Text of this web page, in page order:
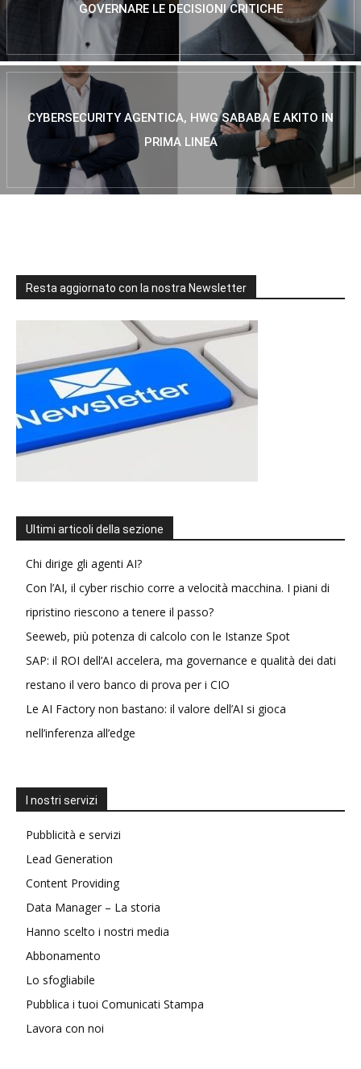
GOVERNARE LE DECISIONI CRITICHE
CYBERSECURITY AGENTICA, HWG SABABA E AKITO IN
PRIMA LINEA
Resta aggiornato con la nostra Newsletter
Ultimi articoli della sezione
Chi dirige gli agenti AI?
Con l’AI, il cyber rischio corre a velocità macchina. I piani di
ripristino riescono a tenere il passo?
Seeweb, più potenza di calcolo con le Istanze Spot
SAP: il ROI dell’AI accelera, ma governance e qualità dei dati
restano il vero banco di prova per i CIO
Le AI Factory non bastano: il valore dell’AI si gioca
nell’inferenza all’edge
I nostri servizi
Pubblicità e servizi
Lead Generation
Content Providing
Data Manager – La storia
Hanno scelto i nostri media
Abbonamento
Lo sfogliabile
Pubblica i tuoi Comunicati Stampa
Lavora con noi